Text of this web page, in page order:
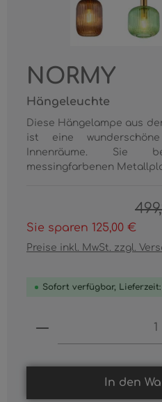
NORMY
Hängeleuchte
Diese Hängelampe aus
ist eine
Innenräume. Sie
messingfarbenen
Sie sparen 125,00 €
Preise inkl. MwSt. zzgl.
Sofort verfügbar,
Produkt
In den